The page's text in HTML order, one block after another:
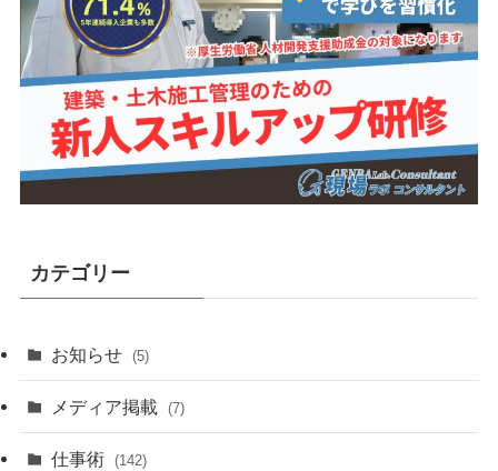
カテゴリー
お知らせ (5)
メディア掲載 (7)
仕事術 (142)